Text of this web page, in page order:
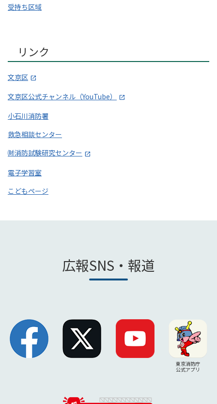
受持ち区域
リンク
文京区
文京区公式チャンネル（YouTube）
小石川消防署
救急相談センター
㈶消防試験研究センター
電子学習室
こどもページ
広報SNS・報道
東京消防庁
公式アプリ